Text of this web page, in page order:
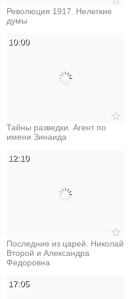
Революция 1917. Нелегкие
думы
Тайны разведки. Агент по
имени Зинаида
10:00
Последние из царей. Николай
Второй и Александра
Федоровна
12:10
17:05